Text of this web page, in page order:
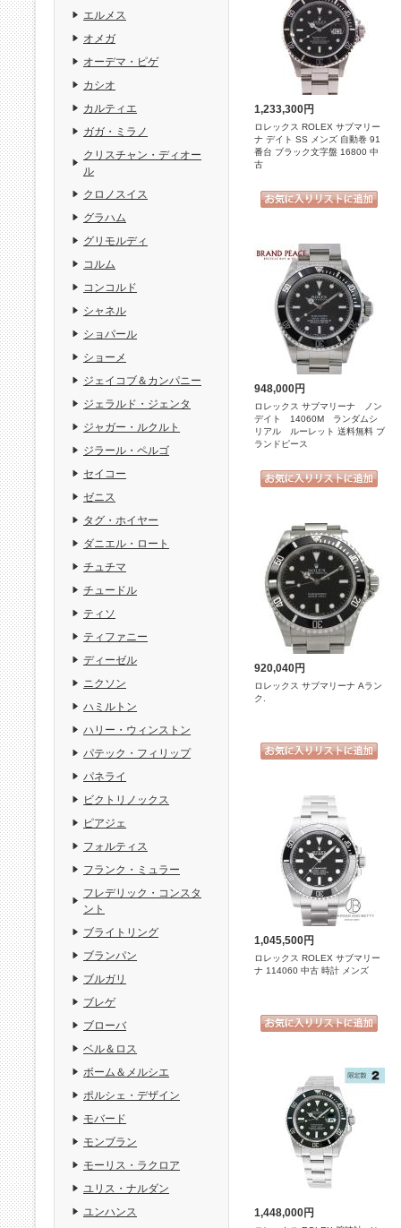
1,233,300円
ロレックス ROLEX サブマリー
ナ デイト SS メンズ 自動巻 91
番台 ブラック文字盤 16800 中
古
948,000円
ロレックス サブマリーナ ノン
デイト 14060M ランダムシ
リアル ルーレット 送料無料 ブ
ランドピース
920,040円
ロレックス サブマリーナ Aラン
ク.
1,045,500円
ロレックス ROLEX サブマリー
ナ 114060 中古 時計 メンズ
1,448,000円
エルメス
オメガ
オーデマ・ピゲ
カシオ
カルティエ
ガガ・ミラノ
クリスチャン・ディオー
ル
クロノスイス
グラハム
グリモルディ
コルム
コンコルド
シャネル
ショパール
ショーメ
ジェイコブ＆カンパニー
ジェラルド・ジェンタ
ジャガー・ルクルト
ジラール・ペルゴ
セイコー
ゼニス
タグ・ホイヤー
ダニエル・ロート
チュチマ
チュードル
ティソ
ティファニー
ディーゼル
ニクソン
ハミルトン
ハリー・ウィンストン
パテック・フィリップ
パネライ
ビクトリノックス
ピアジェ
フォルティス
フランク・ミュラー
フレデリック・コンスタ
ント
ブライトリング
ブランパン
ブルガリ
ブレゲ
ブローバ
ベル＆ロス
ボーム＆メルシエ
ポルシェ・デザイン
モバード
モンブラン
モーリス・ラクロア
ユリス・ナルダン
ユンハンス